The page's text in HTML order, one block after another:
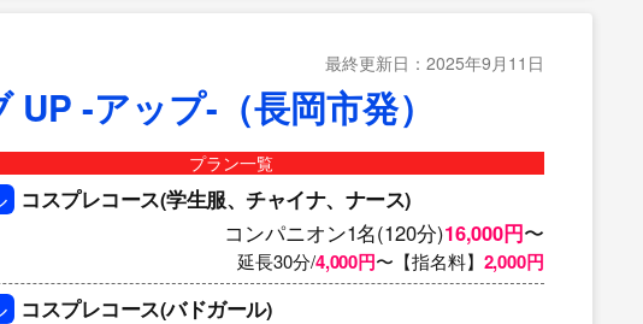
最終更新日：2025年9月11日
-アップ-（長岡市発）
プラン一覧
コスプレコース(学生服、チャイナ、ナース)
コンパニオン1名(120分)16,000円〜
延長30分/4,000円〜【指名料】 2,000円
コスプレコース(バドガール)